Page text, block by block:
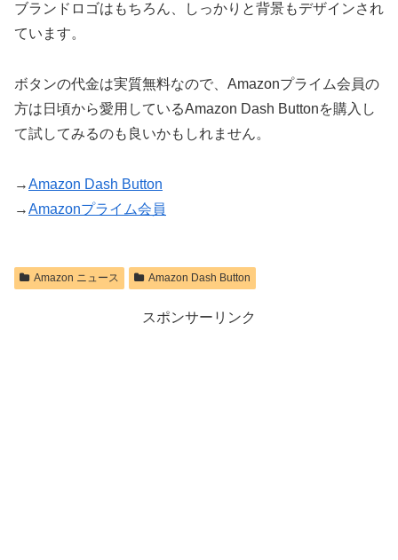
ブランドロゴはもちろん、しっかりと背景もデザインされ
ています。
ボタンの代金は実質無料なので、Amazonプライム会員の
方は日頃から愛用しているAmazon Dash Buttonを購入し
て試してみるのも良いかもしれません。
→Amazon Dash Button
→Amazonプライム会員
Amazon ニュース Amazon Dash Button
スポンサーリンク